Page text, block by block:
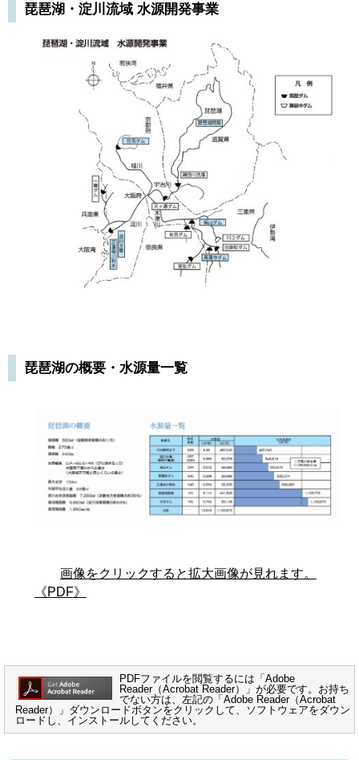
琵琶湖・淀川流域 水源開発事業
琵琶湖の概要・水源量一覧
画像をクリックすると拡大画像が見れます。
《PDF》
PDFファイルを閲覧するには「Adobe
Reader（Acrobat Reader）」が必要です。お持ち
でない方は、左記の「Adobe Reader（Acrobat
Reader）」ダウンロードボタンをクリックして、ソフトウェアをダウン
ロードし、インストールしてください。